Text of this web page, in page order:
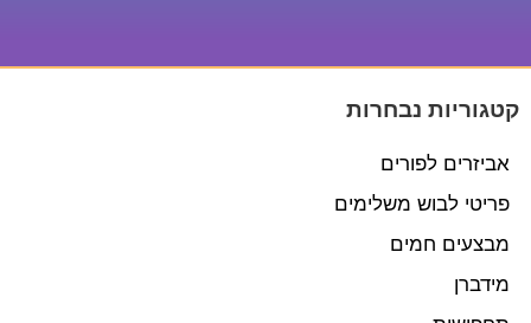
קטגוריות נבחרות
אביזרים לפורים
פריטי לבוש משלימים
מבצעים חמים
מידברן